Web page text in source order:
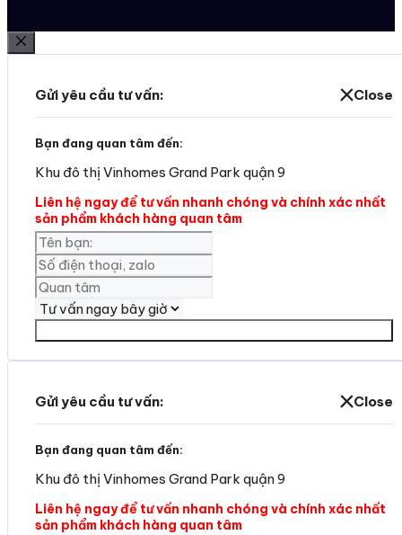
Đóng
Gửi yêu cầu tư vấn: Close
Bạn đang quan tâm đến:
Khu đô thị Vinhomes Grand Park quận 9
Liên hệ ngay để tư vấn nhanh chóng và chính xác nhất
sản phẩm khách hàng quan tâm
Gửi yêu cầu tư vấn: Close
Bạn đang quan tâm đến:
Khu đô thị Vinhomes Grand Park quận 9
Liên hệ ngay để tư vấn nhanh chóng và chính xác nhất
sản phẩm khách hàng quan tâm